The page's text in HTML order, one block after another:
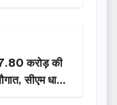
करोड़ की
सीएम धामी